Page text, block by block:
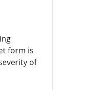
form is
of